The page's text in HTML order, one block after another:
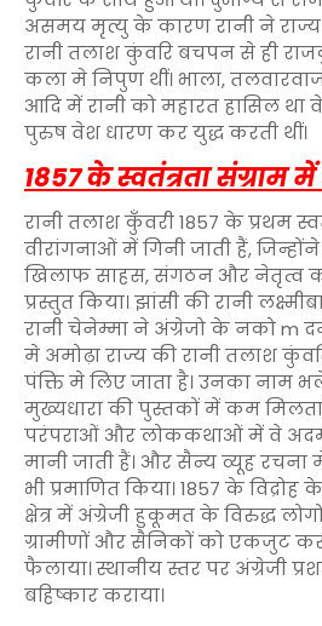
असमय मृत्यु के कारण रानी ने राज्य
रानी तलाश कुंवरि बचपन से ही
कला मे निपुण थीं। भाला,
आदि में रानी को महारत हासिल था
पुरुष वेश धारण कर युद्ध करती थीं।
1857 के स्वतंत्रता संग्राम
रानी तलाश कुँवरी 1857 के प्रथम
वीरांगनाओं में गिनी जाती हैं,
खिलाफ साहस, संगठन और नेतृत्व
प्रस्तुत किया। झांसी की रानी
रानी चेनेम्मा ने अंग्रेजो के नको m
मे अमोढ़ा राज्य की रानी तलाश
पंक्ति मे लिए जाता है। उनका नाम
मुख्यधारा की पुस्तकों में कम
परंपराओं और लोककथाओं में वे
मानी जाती हैं। और सैन्य व्यूह रचना
भी प्रमाणित किया। 1857 के
क्षेत्र में अंग्रेजी हुकूमत के विरुद्ध
ग्रामीणों और सैनिकों को एकजुट
फैलाया। स्थानीय स्तर पर अंग्रेजी
बहिष्कार कराया।